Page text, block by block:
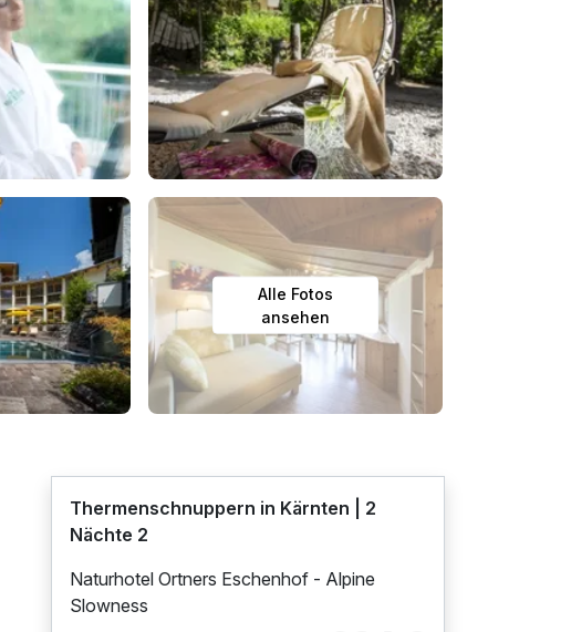
Alle Fotos
ansehen
Thermenschnuppern in Kärnten | 2
Nächte 2
Naturhotel Ortners Eschenhof - Alpine
Slowness